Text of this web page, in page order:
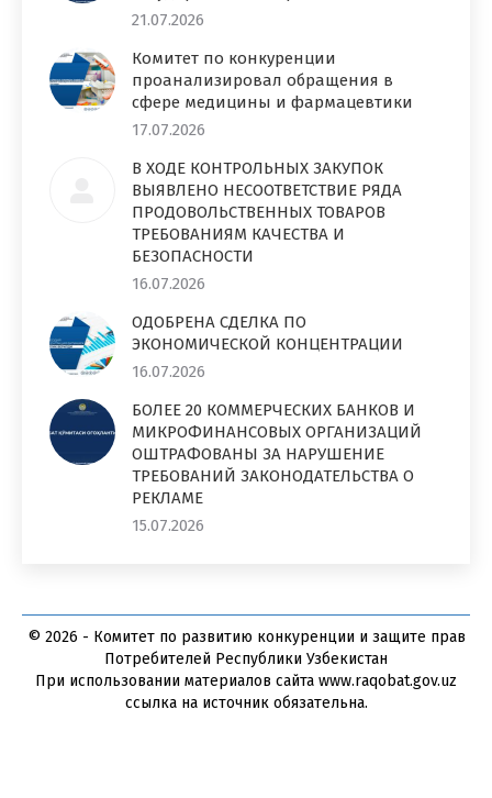
21.07.2026
Комитет по конкуренции
проанализировал обращения в
сфере медицины и фармацевтики
17.07.2026
В ХОДЕ КОНТРОЛЬНЫХ ЗАКУПОК
ВЫЯВЛЕНО НЕСООТВЕТСТВИЕ РЯДА
ПРОДОВОЛЬСТВЕННЫХ ТОВАРОВ
ТРЕБОВАНИЯМ КАЧЕСТВА И
БЕЗОПАСНОСТИ
16.07.2026
ОДОБРЕНА СДЕЛКА ПО
ЭКОНОМИЧЕСКОЙ КОНЦЕНТРАЦИИ
16.07.2026
БОЛЕЕ 20 КОММЕРЧЕСКИХ БАНКОВ И
МИКРОФИНАНСОВЫХ ОРГАНИЗАЦИЙ
ОШТРАФОВАНЫ ЗА НАРУШЕНИЕ
ТРЕБОВАНИЙ ЗАКОНОДАТЕЛЬСТВА О
РЕКЛАМЕ
15.07.2026
© 2026 - Комитет по развитию конкуренции и защите прав
Потребителей Республики Узбекистан
При использовании материалов сайта www.raqobat.gov.uz
ссылка на источник обязательна.